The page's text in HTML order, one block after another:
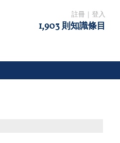
註冊 登入
1,903 則知識條目